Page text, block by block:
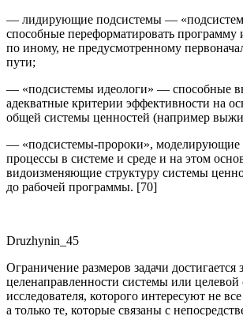
— лидирующие подсистемы —
способные переформатировать программу
по иному, не предусмотренному
пути;
— «подсистемы идеологи» — способные
адекватные критерии эффективности на
общей системы ценностей (например
— «подсистемы-пророки», моделирующие
процессы в системе и среде и на этом
видоизменяющие структуру системы
до рабочей программы. [70]
Druzhynin_45
Ограничение размеров задачи достигается
целенаправленности системы или
исследователя, которого интересуют не
а только те, которые связаны с